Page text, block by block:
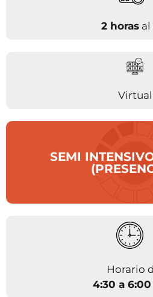
2 horasal
Virtual
SEMI
Horario
4:30 a